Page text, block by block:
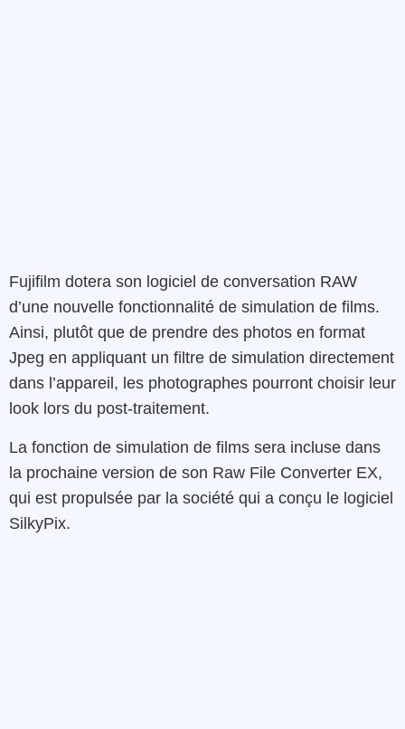
Fujifilm dotera son logiciel de conversation RAW
d’une nouvelle fonctionnalité de simulation de films.
Ainsi, plutôt que de prendre des photos en format
Jpeg en appliquant un filtre de simulation directement
dans l’appareil, les photographes pourront choisir leur
look lors du post-traitement.
La fonction de simulation de films sera incluse dans
la prochaine version de son Raw File Converter EX,
qui est propulsée par la société qui a conçu le logiciel
SilkyPix.